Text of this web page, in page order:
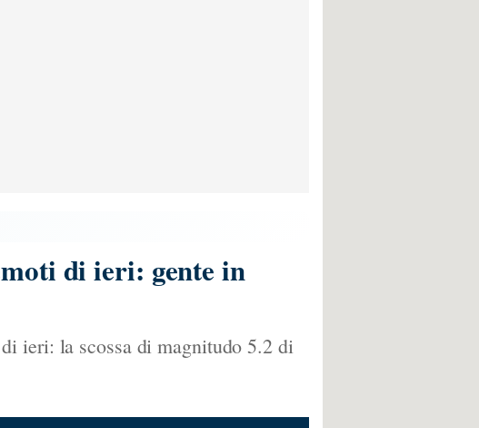
di ieri: gente in
ieri: la scossa di magnitudo 5.2 di